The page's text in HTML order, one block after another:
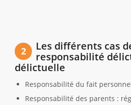
2
Les différents cas
responsabilité
délictuelle
Responsabilité du fait
Responsabilité des parents :